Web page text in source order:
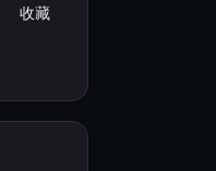
收藏